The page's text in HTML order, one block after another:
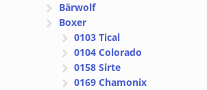
Bärwolf
Boxer
0103 Tical
0104 Colorado
0158 Sirte
0169 Chamonix